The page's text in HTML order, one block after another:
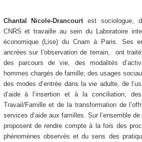
Chantal Nicole-Drancourt est sociologue,
CNRS et travaille au sein du Laboratoire
économique (Lise) du Cnam à Paris. Ses
ancrées sur l’observation de terrain, ont
des parcours de vie, des modalités
hommes chargés de famille; des usages
des modes d’entrée dans la vie adulte, de
d’aide à l’insertion et à la conciliation,
Travail/Famille et de la transformation de
services d’aide aux familles. Sur l’ensemble
proposent de rendre compte à la fois des
phénomènes observés et du sens des